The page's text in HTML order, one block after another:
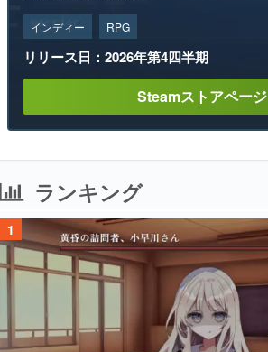
インディー RPG
リリース日：2026年第4四半期
Steamストアページ
ランキング
1